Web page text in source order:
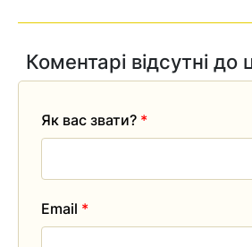
Коментарі відсутні до
Як вас звати? *
Email *